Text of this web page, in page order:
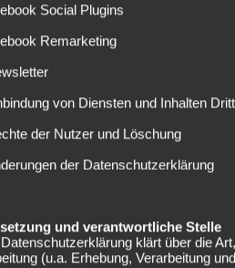
sowie fünf Niederlagen
ob es richtig ist, den Weg
erklärte der Baumann die
dass bereits die
Trainerbank stattfinden könnte.
Nouri entscheiden. „Ich
Spiel in Frankfurt vorbereite“, gab
in trockenen Tüchern zu sein.
Social Plugins
Remarketing
von Diensten und Inhalten
der Nutzer und Löschung
der Datenschutzerklärung
und verantwortliche Stelle
klärt über die
(u.a. Erhebung, Verarbeitung